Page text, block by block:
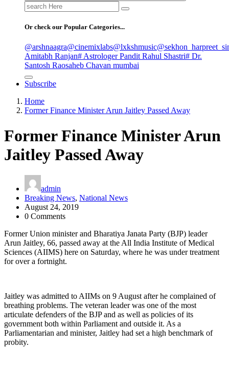
Search
for:
Or check our Popular Categories...
@arshnaagra@cinemixlabs@lxkshmusic
Amitabh Ranjan# Astrologer Pandit Rahul Shastri# Dr.
Santosh Raosaheb Chavan mumbai
Subscribe
Home
Former Finance Minister Arun Jaitley Passed Away
Former Finance Minister Arun
Jaitley Passed Away
admin
Breaking News, National News
August 24, 2019
0 Comments
Former Union minister and Bharatiya Janata Party (BJP) leader
Arun Jaitley, 66, passed away at the All India Institute of Medical
Sciences (AIIMS) here on Saturday, where he was under treatment
for over a fortnight.
Jaitley was admitted to AIIMs on 9 August after he complained of
breathing problems. The veteran leader was one of the most
articulate defenders of the BJP and as well as policies of its
government both within Parliament and outside it. As a
Parliamentarian and minister, Jaitley had set a high benchmark of
probity.